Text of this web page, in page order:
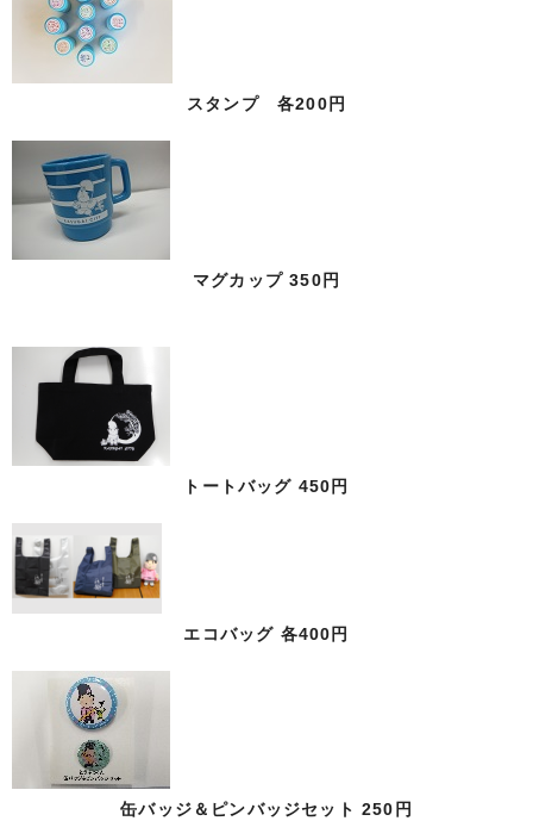
スタンプ 各200円
マグカップ 350円
トートバッグ 450円
エコバッグ 各400円
缶バッジ＆ピンバッジセット 250円